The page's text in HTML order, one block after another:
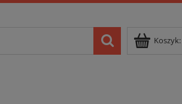
Koszyk: